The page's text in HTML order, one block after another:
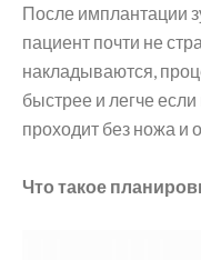
После имплантации
пациент почти не
накладываются,
быстрее и легче
проходит без ножа и
Что такое